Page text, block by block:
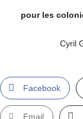
pour les
Cyril
Facebook
Email